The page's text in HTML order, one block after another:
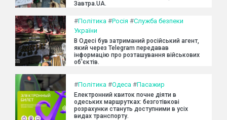
Завтра.UA.
#Політика #Росія #Служба безпеки
України
В Одесі був затриманий російський агент,
який через Telegram передавав
інформацію про розташування військових
об'єктів.
#Політика #Одеса #Пасажир
Електронний квиток почне діяти в
одеських маршрутках: безготівкові
розрахунки стануть доступними в усіх
видах транспорту.